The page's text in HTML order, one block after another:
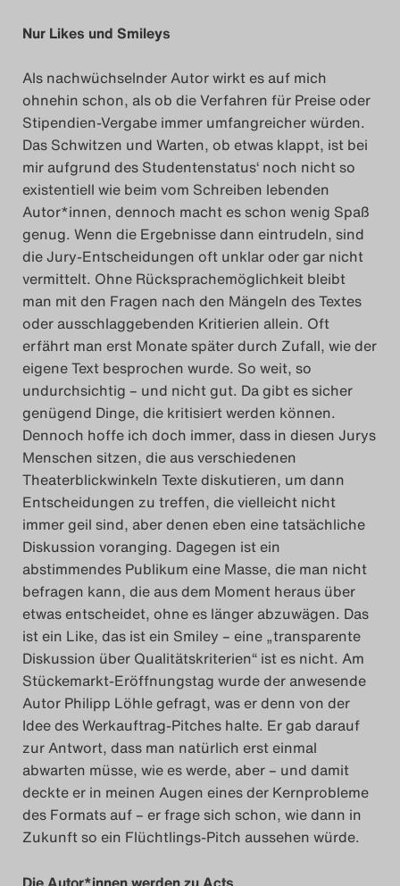
Nur Likes und Smileys
Als nachwüchselnder Autor wirkt es auf mich
ohnehin schon, als ob die Verfahren für Preise oder
Stipendien-Vergabe immer umfangreicher würden.
Das Schwitzen und Warten, ob etwas klappt, ist bei
mir aufgrund des Studentenstatus‘ noch nicht so
existentiell wie beim vom Schreiben lebenden
Autor*innen, dennoch macht es schon wenig Spaß
genug. Wenn die Ergebnisse dann eintrudeln, sind
die Jury-Entscheidungen oft unklar oder gar nicht
vermittelt. Ohne Rücksprachemöglichkeit bleibt
man mit den Fragen nach den Mängeln des Textes
oder ausschlaggebenden Kritierien allein. Oft
erfährt man erst Monate später durch Zufall, wie der
eigene Text besprochen wurde. So weit, so
undurchsichtig – und nicht gut. Da gibt es sicher
genügend Dinge, die kritisiert werden können.
Dennoch hoffe ich doch immer, dass in diesen Jurys
Menschen sitzen, die aus verschiedenen
Theaterblickwinkeln Texte diskutieren, um dann
Entscheidungen zu treffen, die vielleicht nicht
immer geil sind, aber denen eben eine tatsächliche
Diskussion voranging. Dagegen ist ein
abstimmendes Publikum eine Masse, die man nicht
befragen kann, die aus dem Moment heraus über
etwas entscheidet, ohne es länger abzuwägen. Das
ist ein Like, das ist ein Smiley – eine „transparente
Diskussion über Qualitätskriterien“ ist es nicht. Am
Stückemarkt-Eröffnungstag wurde der anwesende
Autor Philipp Löhle gefragt, was er denn von der
Idee des Werkauftrag-Pitches halte. Er gab darauf
zur Antwort, dass man natürlich erst einmal
abwarten müsse, wie es werde, aber – und damit
deckte er in meinen Augen eines der Kernprobleme
des Formats auf – er frage sich schon, wie dann in
Zukunft so ein Flüchtlings-Pitch aussehen würde.